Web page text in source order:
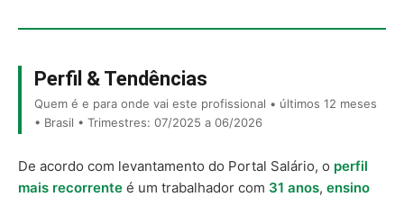
Perfil & Tendências
Quem é e para onde vai este profissional • últimos 12 meses
• Brasil • Trimestres: 07/2025 a 06/2026
De acordo com levantamento do Portal Salário, o perfil
mais recorrente é um trabalhador com 31 anos, ensino